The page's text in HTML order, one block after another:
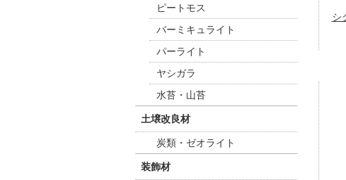
シ
ピートモス
バーミキュライト
パーライト
ヤシガラ
水苔・山苔
土壌改良材
炭類・ゼオライト
装飾材